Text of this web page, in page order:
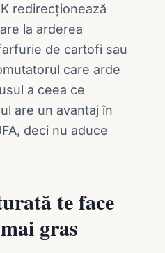
redirecționează
la arderea
de cartofi sau
care arde
a ceea ce
are un avantaj în
deci nu aduce
te face
gras